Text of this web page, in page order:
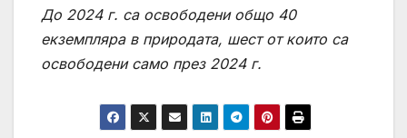
До 2024 г. са освободени общо 40
екземпляра в природата, шест от които са
освободени само през 2024 г.